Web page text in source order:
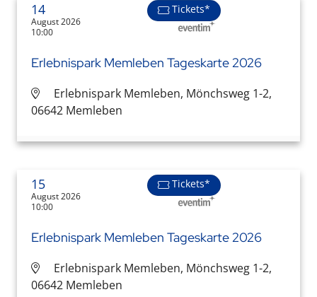
14
August 2026
10:00
Tickets*
Erlebnispark Memleben Tageskarte 2026
Erlebnispark Memleben, Mönchsweg 1-2,
06642 Memleben
15
August 2026
10:00
Tickets*
Erlebnispark Memleben Tageskarte 2026
Erlebnispark Memleben, Mönchsweg 1-2,
06642 Memleben